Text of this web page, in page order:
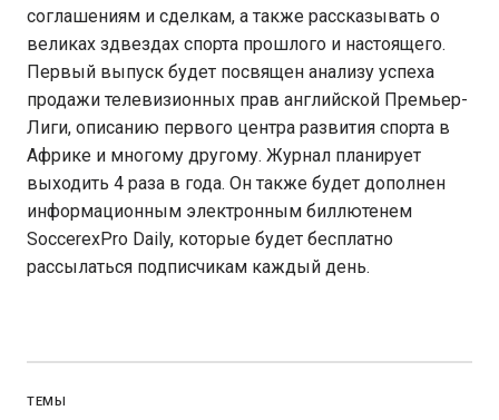
соглашениям и сделкам, а также рассказывать о
великах здвездах спорта прошлого и настоящего.
Первый выпуск будет посвящен анализу успеха
продажи телевизионных прав английской Премьер-
Лиги, описанию первого центра развития спорта в
Африке и многому другому. Журнал планирует
выходить 4 раза в года. Он также будет дополнен
информационным электронным биллютенем
SoccerexPro Daily, которые будет бесплатно
рассылаться подписчикам каждый день.
ТЕМЫ